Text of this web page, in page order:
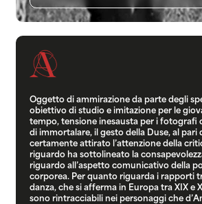
Oggetto di ammirazione da parte degli
obiettivo di studio e imitazione per le
tempo, tensione inesausta per i fotografi
di immortalare, il gesto della Duse, al pari
certamente attirato l’attenzione della
riguardo ha sottolineato la
riguardo all’aspetto comunicativo della
corporea. Per quanto riguarda i rapporti
danza, che si afferma in Europa tra XIX e
sono rintracciabili nei personaggi che